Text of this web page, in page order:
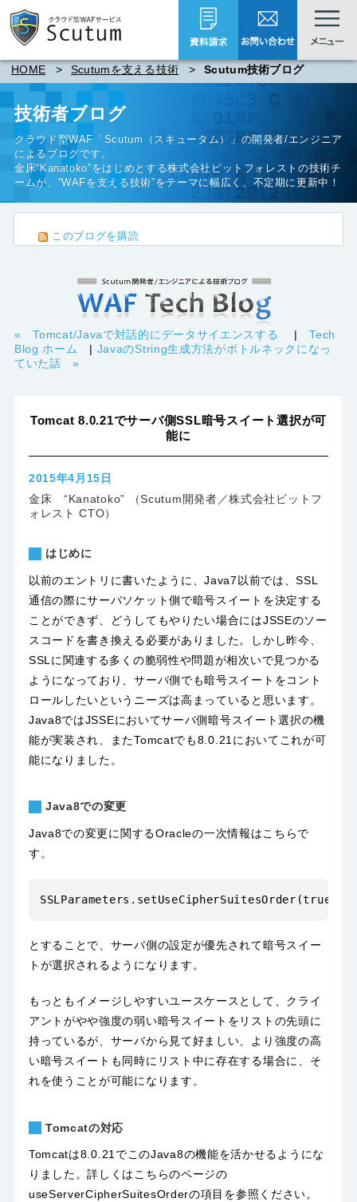
HOME > Scutumを支える技術 >Scutum技術ブログ
技術者ブログ
クラウド型WAF「Scutum（スキュータム）」の開発者/エンジニア
によるブログです。
金床“Kanatoko”をはじめとする株式会社ビットフォレストの技術チ
ームが、“WAFを支える技術”をテーマに幅広く、不定期に更新中！
このブログを購読
« Tomcat/Javaで対話的にデータサイエンスする |Tech
Blog ホーム
| JavaのString生成方法がボトルネックになっ
ていた話 »
Tomcat 8.0.21でサーバ側SSL暗号スイート選択が可
能に
2015年4月15日
金床 “Kanatoko” （Scutum開発者／株式会社ビットフ
ォレスト CTO）
はじめに
以前のエントリ に書いたように、Java7以前では、SSL
通信の際にサーバソケット側で暗号スイートを決定する
ことができず、どうしてもやりたい場合にはJSSEのソー
スコードを書き換える必要がありました。しかし昨今、
SSLに関連する多くの脆弱性や問題が相次いで見つかる
ようになっており、サーバ側でも暗号スイートをコント
ロールしたいというニーズは高まっていると思います。
Java8ではJSSEにおいてサーバ側暗号スイート選択の機
能が実装され、またTomcatでも8.0.21においてこれが可
能になりました。
Java8での変更
Java8での変更に関するOracleの一次情報はこちらで
す。
とすることで、サーバ側の設定が優先されて暗号スイー
トが選択されるようになります。
もっともイメージしやすいユースケースとして、クライ
アントがやや強度の弱い暗号スイートをリストの先頭に
持っているが、サーバから見て好ましい、より強度の高
い暗号スイートも同時にリスト中に存在する場合に、そ
れを使うことが可能になります。
Tomcatの対応
Tomcatは8.0.21でこのJava8の機能を活かせるようにな
りました。詳しくは こちらのページの
useServerCipherSuitesOrderの項目を参照ください。